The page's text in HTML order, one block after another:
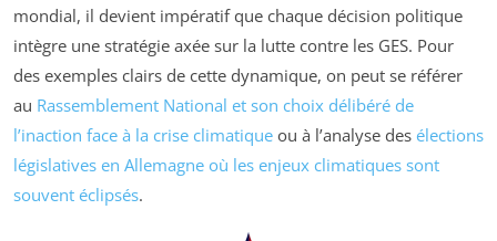
mondial, il devient impératif que chaque décision politique
intègre une stratégie axée sur la lutte contre les GES. Pour
des exemples clairs de cette dynamique, on peut se référer
au Rassemblement National et son choix délibéré de
l’inaction face à la crise climatique ou à l’analyse des élections
législatives en Allemagne où les enjeux climatiques sont
souvent éclipsés.